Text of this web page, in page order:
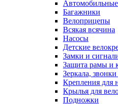
Багажники
Велоприцепы
Всякая всячина
Насосы
Детские
Замки и
Защита рамы и
Зеркала,
Крепления для
Крылья для
Подножки